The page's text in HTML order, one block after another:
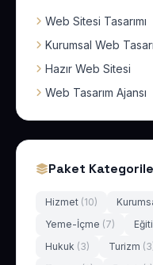
Web Sitesi Tasarımı
Kurumsal Web
Hazır Web Sitesi
Web Tasarım Ajansı
Paket
Hizmet (10)
Yeme-İçme (7)
Hukuk (3) Turizm